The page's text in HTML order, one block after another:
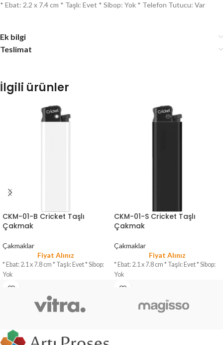
* Ebat: 2.2 x 7.4 cm * Taşlı: Evet * Sibop: Yok * Telefon Tutucu: Var
Ek bilgi
Teslimat
İlgili ürünler
CKM-01-B Cricket Taşlı
Çakmak
Çakmaklar
Fiyat Alınız
* Ebat: 2.1 x 7.8 cm * Taşlı: Evet * Sibop:
Yok
CKM-01-S Cricket Taşlı
Çakmak
Çakmaklar
Fiyat Alınız
* Ebat: 2.1 x 7.8 cm * Taşlı: Evet * Sibop:
Yok